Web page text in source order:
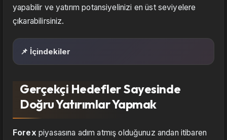
yapabilir ve yatırım potansiyelinizi en üst seviyelere
çıkarabilirsiniz.
📌 İçindekiler
Gerçekçi Hedefler Sayesinde
Doğru Yatırımlar Yapmak
Forex piyasasına adım atmış olduğunuz andan itibaren